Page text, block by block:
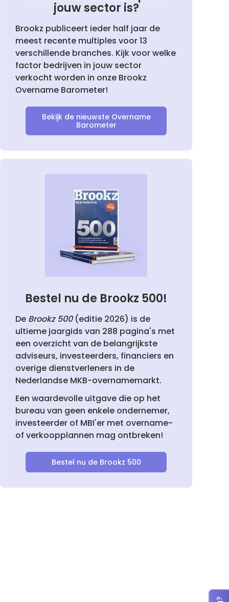
jouw sector is?
Brookz publiceert ieder half jaar de
meest recente multiples voor 13
verschillende branches. Kijk voor welke
factor bedrijven in jouw sector
verkocht worden in onze Brookz
Overname Barometer!
Bekijk de nieuwste Overname
Barometer
Bestel nu de Brookz 500!
De Brookz 500(editie 2026) is de
ultieme jaargids van 288 pagina's met
een overzicht van de belangrijkste
adviseurs, investeerders, financiers en
overige dienstverleners in de
Nederlandse MKB-overnamemarkt.
Een waardevolle uitgave die op het
bureau van geen enkele ondernemer,
investeerder of MBI'er met overname-
of verkoopplannen mag ontbreken!
Bestel nu de Brookz 500